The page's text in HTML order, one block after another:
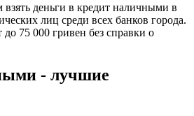
деньги в кредит наличными в
лиц среди всех банков города.
75 000 гривен без справки о
- лучшие